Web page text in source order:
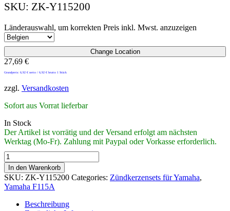
SKU: ZK-Y115200
Länderauswahl, um korrekten Preis inkl. Mwst. anzuzeigen
Change Location
27,69 €
Grundpreis: 6,92 € netto / 6,92 € brutto 1 Stück
zzgl. Versandkosten
Sofort aus Vorrat lieferbar
In Stock
Der Artikel ist vorrätig und der Versand erfolgt am nächsten
Werktag (Mo-Fr). Zahlung mit Paypal oder Vorkasse erforderlich.
Zündkerzenset
für
Yamaha
F115A,
F175A,
F200F/G
In den Warenkorb
SKU: ZK-Y115200 Categories: Zündkerzensets für Yamaha,
Yamaha F115A
Beschreibung